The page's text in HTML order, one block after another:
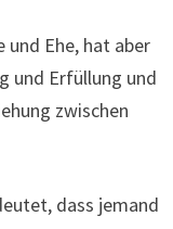
und Ehe, hat aber
und Erfüllung und
zwischen
dass jemand